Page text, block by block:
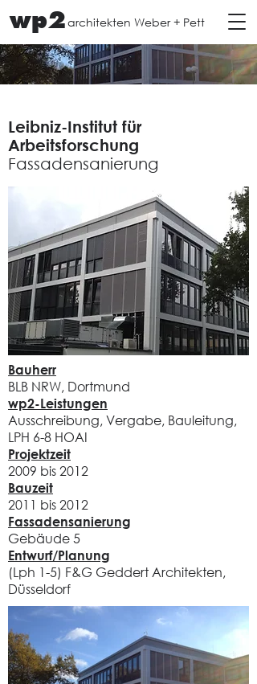
wp2architekten Weber + Pett
Leibniz-Institut für
Arbeitsforschung
Fassadensanierung
Bauherr
BLB NRW, Dortmund
wp2-Leistungen​
Ausschreibung, Vergabe, Bauleitung,
LPH 6-8 HOAI
Projektzeit
2009 bis 2012
​Bauzeit
2011 bis 2012
​Fassadensanierung
Gebäude 5
Entwurf/Planung
(Lph 1-5) F&G Geddert Architekten,
Düsseldorf